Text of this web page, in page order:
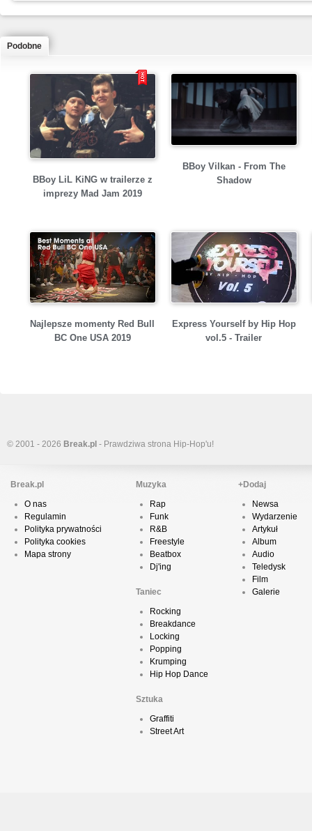
Podobne
BBoy LiL KiNG w trailerze z
imprezy Mad Jam 2019
BBoy Vilkan - From The
Shadow
Najlepsze momenty Red Bull
BC One USA 2019
Express Yourself by Hip Hop
vol.5 - Trailer
© 2001 - 2026 Break.pl - Prawdziwa strona Hip-Hop'u!
Break.pl
O nas
Regulamin
Polityka prywatności
Polityka cookies
Mapa strony
Muzyka
Rap
Funk
R&B
Freestyle
Beatbox
Dj'ing
Taniec
Rocking
Breakdance
Locking
Popping
Krumping
Hip Hop Dance
Sztuka
Graffiti
Street Art
+Dodaj
Newsa
Wydarzenie
Artykuł
Album
Audio
Teledysk
Film
Galerie